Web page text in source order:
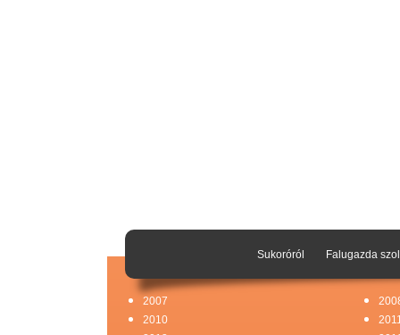
2007
2010
Sukoróról Falugazda